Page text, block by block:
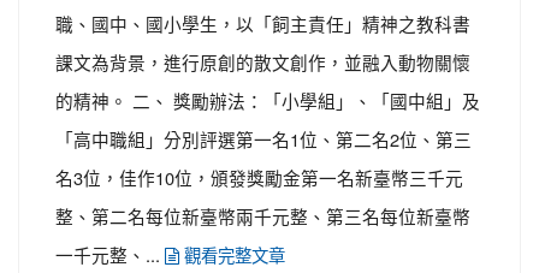
職、國中、國小學生，以「飼主責任」精神之教科書
課文為背景，進行原創的散文創作，並融入動物關懷
的精神。 二、 獎勵辦法：「小學組」、「國中組」及
「高中職組」分別評選第一名1位、第二名2位、第三
名3位，佳作10位，頒發獎勵金第一名新臺幣三千元
整、第二名每位新臺幣兩千元整、第三名每位新臺幣
一千元整、...
觀看完整文章